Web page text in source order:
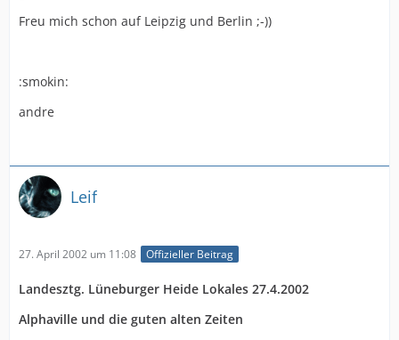
Freu mich schon auf Leipzig und Berlin ;-))
:smokin:
andre
Leif
27. April 2002 um 11:08 Offizieller Beitrag
Landesztg. Lüneburger Heide Lokales 27.4.2002
Alphaville und die guten alten Zeiten